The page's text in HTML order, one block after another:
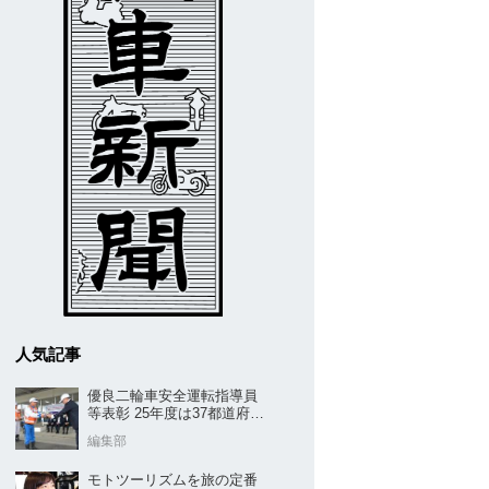
人気記事
優良二輪車安全運転指導員
等表彰 25年度は37都道府県
編集部
モトツーリズムを旅の定番